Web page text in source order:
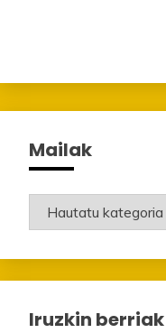
Mailak
Mailak
Iruzkin berriak